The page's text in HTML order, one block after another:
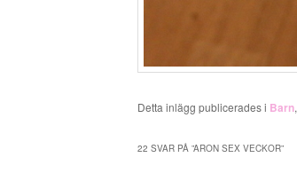
Detta inlägg publicerades i Barn,
22 SVAR PÅ ”ARON SEX VECKOR”